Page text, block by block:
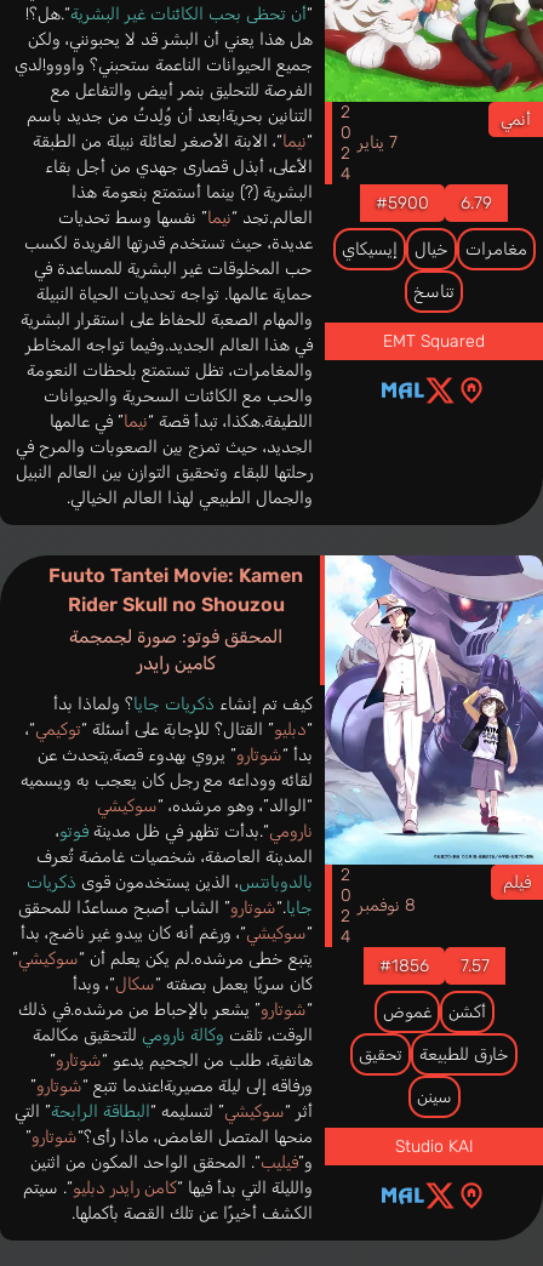
أنمي
7 يناير
2024
6.79
#5900
مغامرات خيال إيسيكاي
تناسخ
EMT Squared
“أن تحظى بحب الكائنات غير البشرية“.هل؟!
هل هذا يعني أن البشر قد لا يحبونني، ولكن
جميع الحيوانات الناعمة ستحبني؟ واووو!لدي
الفرصة للتحليق بنمر أبيض والتفاعل مع
التنانين بحرية!بعد أن وُلِدتُ من جديد باسم
“نيما“، الابنة الأصغر لعائلة نبيلة من الطبقة
الأعلى، أبذل قصارى جهدي من أجل بقاء
البشرية (?) بينما أستمتع بنعومة هذا
العالم.تجد “نيما” نفسها وسط تحديات
عديدة، حيث تستخدم قدرتها الفريدة لكسب
حب المخلوقات غير البشرية للمساعدة في
حماية عالمها. تواجه تحديات الحياة النبيلة
والمهام الصعبة للحفاظ على استقرار البشرية
في هذا العالم الجديد.وفيما تواجه المخاطر
والمغامرات، تظل تستمتع بلحظات النعومة
والحب مع الكائنات السحرية والحيوانات
اللطيفة.هكذا، تبدأ قصة “نيما” في عالمها
الجديد، حيث تمزج بين الصعوبات والمرح في
رحلتها للبقاء وتحقيق التوازن بين العالم النبيل
والجمال الطبيعي لهذا العالم الخيالي.
Fuuto Tantei Movie: Kamen
Rider Skull no Shouzou
المحقق فوتو: صورة لجمجمة
كامين رايدر
فيلم
8 نوفمبر
2024
7.57
#1856
أكشن غموض
خارق للطبيعة تحقيق
سينن
Studio KAI
كيف تم إنشاء ذكريات جايا؟ ولماذا بدأ
“دبليو” القتال؟ للإجابة على أسئلة “توكيمي“،
بدأ “شوتارو” يروي بهدوء قصة.يتحدث عن
لقائه ووداعه مع رجل كان يعجب به ويسميه
“الوالد”، وهو مرشده، “سوكيشي
نارومي“.بدأت تظهر في ظل مدينة فوتو،
المدينة العاصفة، شخصيات غامضة تُعرف
بالدوبانتس، الذين يستخدمون قوى ذكريات
جايا.“شوتارو” الشاب أصبح مساعدًا للمحقق
“سوكيشي“، ورغم أنه كان يبدو غير ناضج، بدأ
يتبع خطى مرشده.لم يكن يعلم أن “سوكيشي”
كان سريًا يعمل بصفته “سكال“، وبدأ
“شوتارو” يشعر بالإحباط من مرشده.في ذلك
الوقت، تلقت وكالة نارومي للتحقيق مكالمة
هاتفية، طلب من الجحيم يدعو “شوتارو”
ورفاقه إلى ليلة مصيرية!عندما تتبع “شوتارو”
أثر “سوكيشي” لتسليمه “البطاقة الرابحة” التي
منحها المتصل الغامض، ماذا رأى؟“شوتارو”
و”فيليب“. المحقق الواحد المكون من اثنين
والليلة التي بدأ فيها “كامن رايدر دبليو“. سيتم
الكشف أخيرًا عن تلك القصة بأكملها.